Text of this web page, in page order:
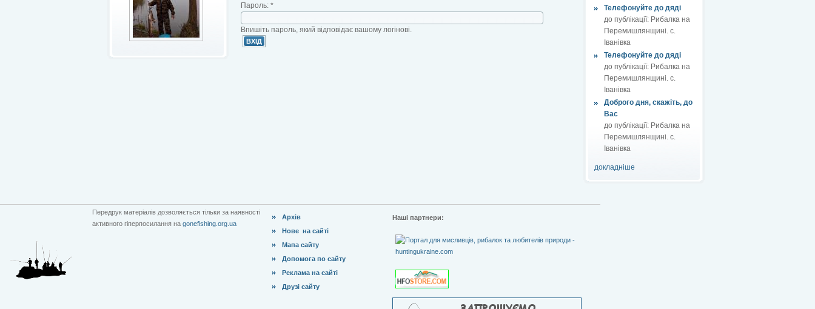
Телефонуйте до дяді
до публікації: Рибалка на
Перемишлянщині. с.
Іванівка
Телефонуйте до дяді
до публікації: Рибалка на
Перемишлянщині. с.
Іванівка
Доброго дня, скажіть, до
Вас
до публікації: Рибалка на
Перемишлянщині. с.
Іванівка
докладніше
Пароль: *
Впишіть пароль, який відповідає вашому логінові.
Передрук матеріалів дозволяється тільки за наявності
активного гіперпосилання на gonefishing.org.ua
Архів
Нове на сайті
Мапа сайту
Допомога по сайту
Реклама на сайті
Друзі сайту
Наші партнери: